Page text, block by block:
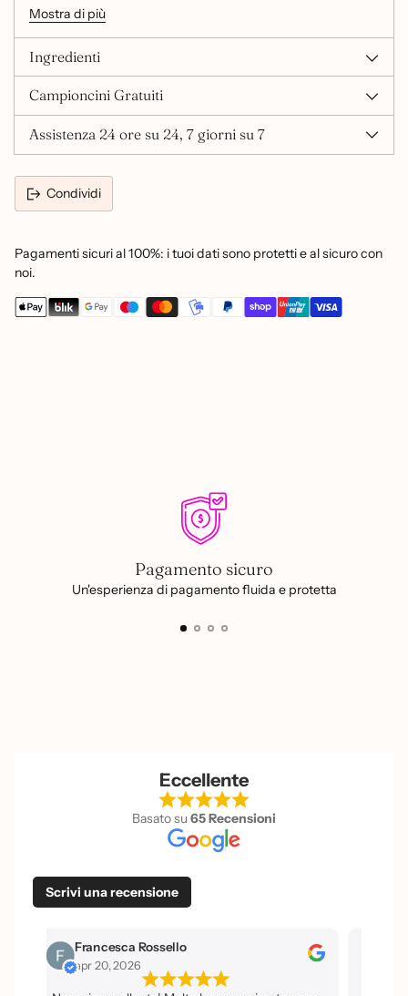
elasticità, volume, compattezza e lucentezza, grazie di
conseguenza all’elevato contenuto di acidi grassi essenziali,
Omega 3 ed Omega 6, Vitamina E. Le Vitamine B1 e B2 di
cui è ricco agiscono da attivi vellutanti oltre ad avere uno
straordinario effetto emolliente ed ammorbidente.
La tinta è priva di:
Mostra di più
Ingredienti
Campioncini Gratuiti
Assistenza 24 ore su 24, 7 giorni su 7
Condividi
Pagamenti sicuri al 100%: i tuoi dati sono protetti e al sicuro con
noi.
Pagamento sicuro
Un'esperienza di pagamento fluida e protetta
Eccellente
Basato su 65 Recensioni
Scrivi una recensione
Francesca Rossello
apr 20, 2026